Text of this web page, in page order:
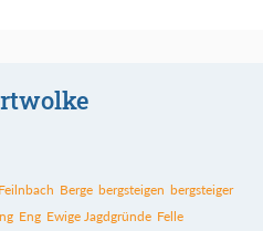
Berge bergsteigen bergsteiger
Eng Ewige Jagdgründe Felle